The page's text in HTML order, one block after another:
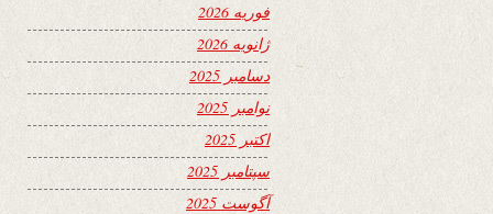
فوریه 2026
ژانویه 2026
دسامبر 2025
نوامبر 2025
اکتبر 2025
سپتامبر 2025
آگوست 2025